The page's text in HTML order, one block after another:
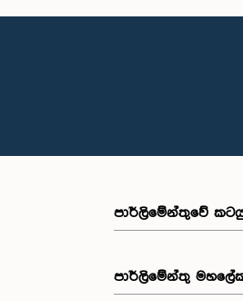
පාර්ලිමේන්තුවේ
පාර්ලිමේන්තු